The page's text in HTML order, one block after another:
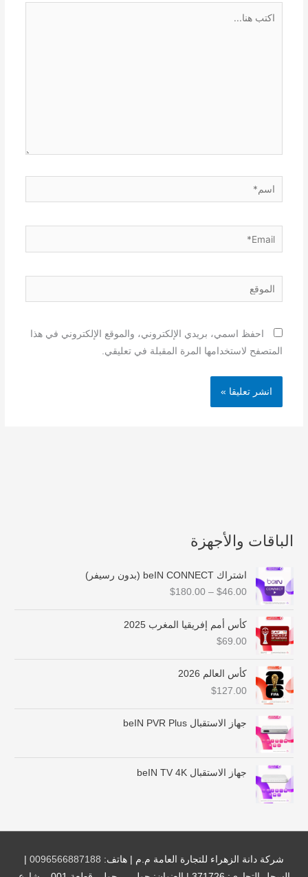
اسم*
Email*
الموقع
احفظ اسمي، بريدي الإلكتروني، والموقع الإلكتروني في هذا
المتصفح لاستخدامها المرة المقبلة في تعليقي.
الباقات والأجهزة
اشتراك beIN CONNECT (بدون رسيفر)
$46.00
–
$180.00 ا
ق
ا
م
ن
4
6
⁩
ل
كأس أمم إفريقيا المغرب 2025
$69.00
كأس العالم 2026
$127.00
جهاز الاستقبال beIN PVR Plus
جهاز الاستقبال beIN TV 4K
شركة دانة الزهراء للتجارة العامة م.م | هاتف: 0096566887188
|